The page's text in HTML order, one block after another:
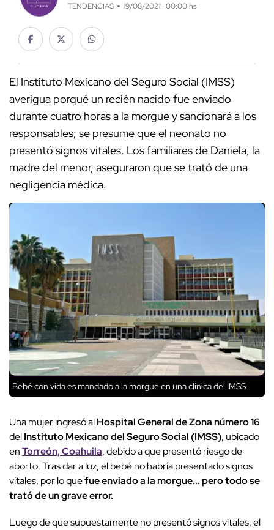
TENDENCIAS 19/08/2021 · 00:00 hs
El Instituto Mexicano del Seguro Social (IMSS)
averigua porqué un recién nacido fue enviado
durante cuatro horas a la morgue y sancionará a los
responsables; se presume que el neonato no
presentó signos vitales. Los familiares de Daniela, la
madre del menor, aseguraron que se trató de una
negligencia médica.
Bebé con vida es mandado a la morgue en una clínica del IMSS
Una mujer ingresó alHospital General de Zona número 16
delInstituto Mexicano del Seguro Social (IMSS), ubicado
enTorreón, Coahuila, debido a que presentó riesgo de
aborto. Tras dar a luz, el bebé no habría presentado signos
vitales, por lo quefue enviado a la morgue... pero todo se
trató de un grave error.
Luego de que supuestamente no presentó signos vitales, el